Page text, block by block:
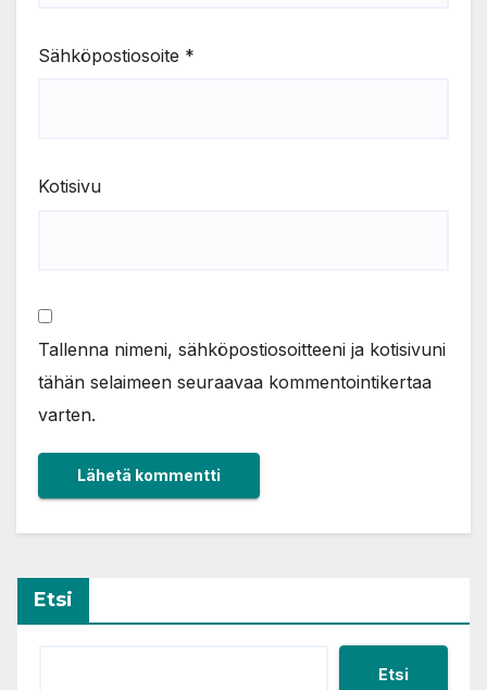
Sähköpostiosoite *
Kotisivu
Tallenna nimeni, sähköpostiosoitteeni ja kotisivuni
tähän selaimeen seuraavaa kommentointikertaa
varten.
Etsi
Etsi